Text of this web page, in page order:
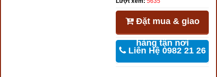
Đặt mua & giao
hàng tận nơi
Liên Hệ 0982 21 26